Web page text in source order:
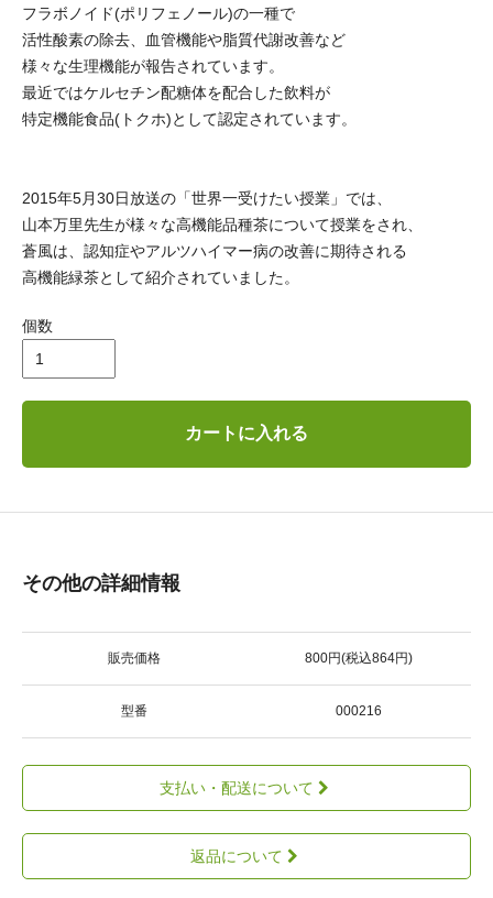
フラボノイド(ポリフェノール)の一種で
活性酸素の除去、血管機能や脂質代謝改善など
様々な生理機能が報告されています。
最近ではケルセチン配糖体を配合した飲料が
特定機能食品(トクホ)として認定されています。
2015年5月30日放送の「世界一受けたい授業」では、
山本万里先生が様々な高機能品種茶について授業をされ、
蒼風は、認知症やアルツハイマー病の改善に期待される
高機能緑茶として紹介されていました。
個数
カートに入れる
その他の詳細情報
販売価格 800円(税込864円)
型番 000216
支払い・配送について
返品について